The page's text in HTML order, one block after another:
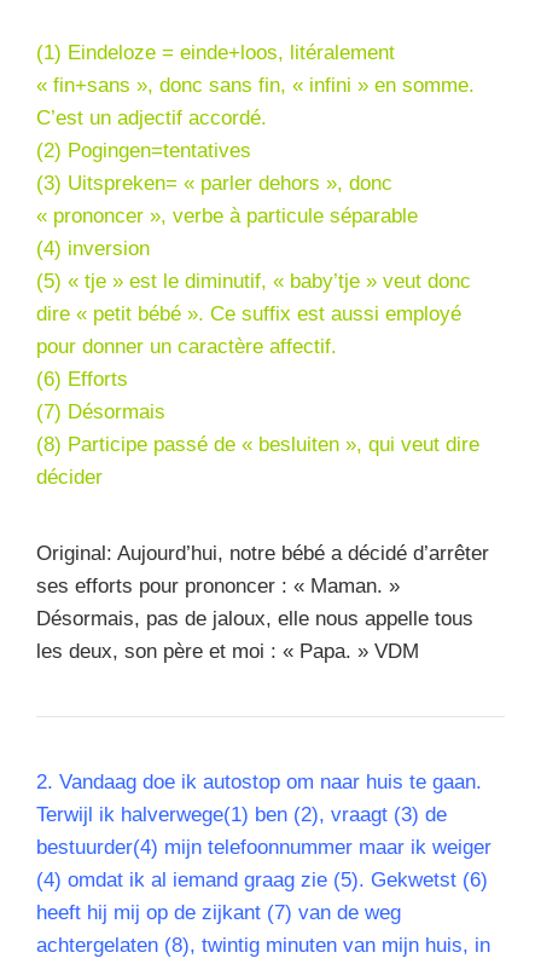
(1) Eindeloze = einde+loos, litéralement
« fin+sans », donc sans fin, « infini » en somme.
C’est un adjectif accordé.
(2) Pogingen=tentatives
(3) Uitspreken= « parler dehors », donc
« prononcer », verbe à particule séparable
(4) inversion
(5) « tje » est le diminutif, « baby’tje » veut donc
dire « petit bébé ». Ce suffix est aussi employé
pour donner un caractère affectif.
(6) Efforts
(7) Désormais
(8) Participe passé de « besluiten », qui veut dire
décider
Original: Aujourd’hui, notre bébé a décidé d’arrêter
ses efforts pour prononcer : « Maman. »
Désormais, pas de jaloux, elle nous appelle tous
les deux, son père et moi : « Papa. » VDM
2. Vandaag doe ik autostop om naar huis te gaan.
Terwijl ik halverwege(1) ben (2), vraagt (3) de
bestuurder(4) mijn telefoonnummer maar ik weiger
(4) omdat ik al iemand graag zie (5). Gekwetst (6)
heeft hij mij op de zijkant (7) van de weg
achtergelaten (8), twintig minuten van mijn huis, in